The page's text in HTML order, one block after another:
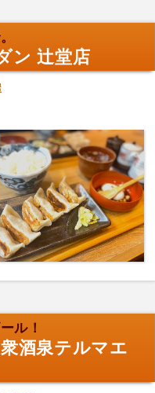
ン 辻堂店
ル！
酒泉テルマエ